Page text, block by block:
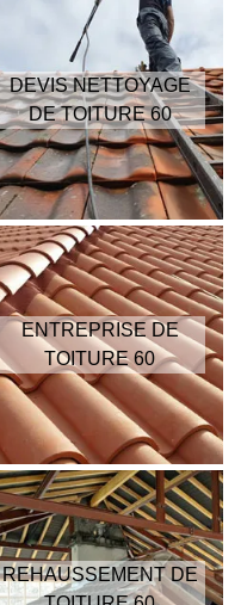
DEVIS NETTOYAGE
DE TOITURE 60
ENTREPRISE DE
TOITURE 60
REHAUSSEMENT DE